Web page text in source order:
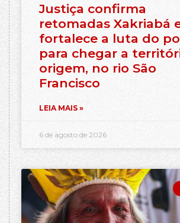
Justiça confirma
retomadas Xakriabá
fortalece a luta do
para chegar a
origem, no rio São
Francisco
LEIA MAIS »
6 de agosto de 2026